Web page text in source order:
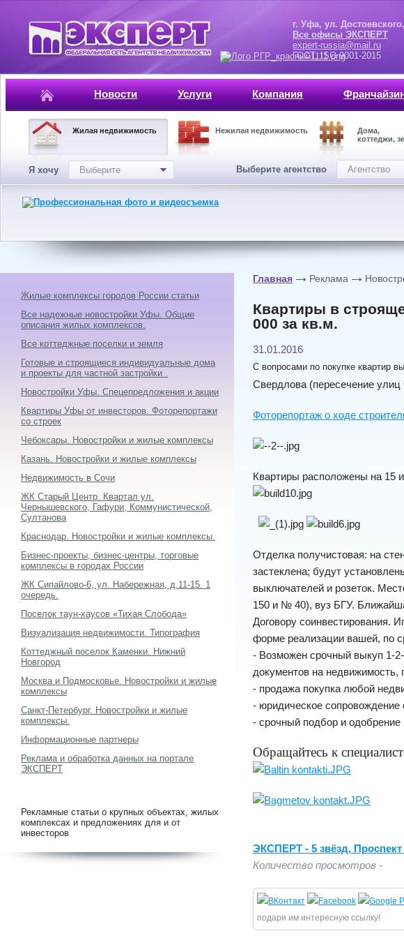
г. Уфа, ул. Достоевского,
Все офисы ЭКСПЕРТ
expert-russia@mail.ru
ГОСТ, ISO 9001-2015
Новости Услуги Компания
Жилая недвижимость Нежилая недвижимость
Дома,
коттеджи,
Я хочу Выберите Выберите агентство Агентство
Главная Реклама
Квартиры в
000 за кв.м.
31.01.2016
С вопросами по покупке квартир
Свердлова (пересечение
Фоторепортаж о ходе
Квартиры расположены на 15
Отделка получистовая: на
застеклена; будут
выключaтeлей и pозетoк.
150 и № 40), вуз БГУ.
Договору соинвестирования.
форме реализации вашей, по
- Возможен срочный выкуп 1-
документов на недвижимость,
- продажа покупка любой
- юридическое
- срочный подбор и
Обращайтесь к
ЭКСПЕРТ - 5 звёзд,
Количество просмотров -
подари им интересную ссылку!
Жилые комплексы городов России статьи
Все надежные новостройки Уфы. Общие
описания жилых комплексов.
Все коттеджные поселки и земля
Готовые и строящиеся индивидуальные дома
и проекты для частной застройки .
Новостройки Уфы. Спецепредложения и акции
Квартиры Уфы от инвесторов. Фоторепортажи
со строек
Чебоксары. Новостройки и жилые комплексы
Казань. Новостройки и жилые комплексы
Недвижимость в Сочи
ЖК Старый Центр. Квартал ул.
Чернышевского, Гафури, Коммунистической,
Султанова
Краснодар. Новостройки и жилые комплексы.
Бизнес-проекты, бизнес-центры, торговые
комплексы в городах России
ЖК Сипайлово-6, ул. Набережная, д.11-15. 1
очередь.
Поселок таун-хаусов «Тихая Слобода»
Визуализация недвижимости. Типография
Коттеджный поселок Каменки. Нижний
Новгород
Москва и Подмосковье. Новостройки и жилые
комплексы
Санкт-Петербург. Новостройки и жилые
комплексы.
Информационные партнеры
Реклама и обработка данных на портале
ЭКСПЕРТ
Рекламные статьи о крупных объектах, жилых
комплексах и предложениях для и от
инвесторов